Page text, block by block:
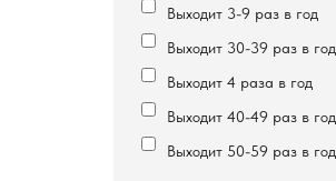
Выходит 3-9 раз в год
Выходит 30-39 раз в год
Выходит 4 раза в год
Выходит 40-49 раз в год
Выходит 50-59 раз в год